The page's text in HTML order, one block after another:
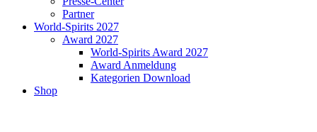
Partner
World-Spirits 2027
Award 2027
World-Spirits Award 2027
Award Anmeldung
Kategorien Download
Shop